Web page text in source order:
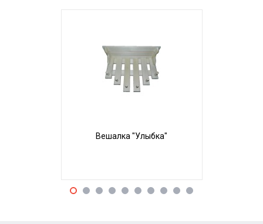
Вешалка "Улыбка"